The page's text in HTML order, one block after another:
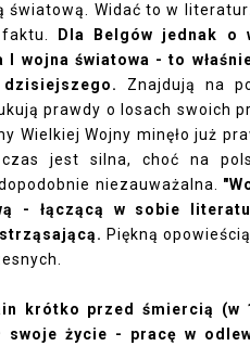
światową. Widać to w
Dla Belgów jednak o
I wojna światowa - to
Znajdują na
prawdy o losach swoich
Wielkiej Wojny minęło już
czas jest silna, choć na
niezauważalna.
- łączącą w sobie
Piękną
krótko przed śmiercią (w
życie - pracę w